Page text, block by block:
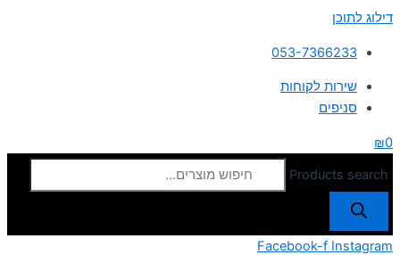
דילוג לתוכן
053-7366233
שירות לקוחות
סניפים
₪0
Products search
Facebook-f Instagram